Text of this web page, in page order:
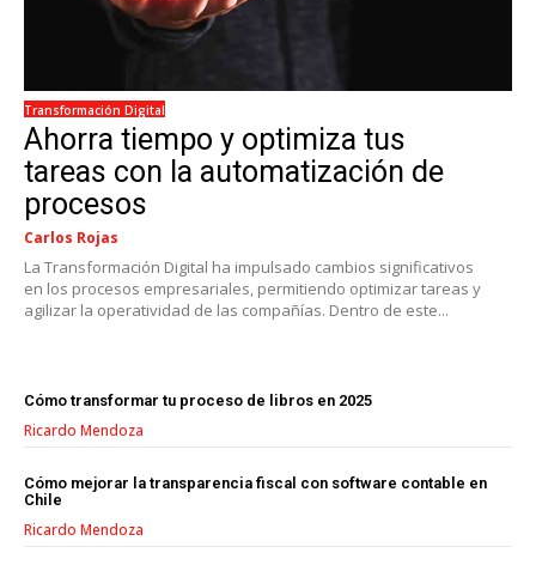
Transformación Digital
Ahorra tiempo y optimiza tus
tareas con la automatización de
procesos
Carlos Rojas
La Transformación Digital ha impulsado cambios significativos
en los procesos empresariales, permitiendo optimizar tareas y
agilizar la operatividad de las compañías. Dentro de este...
Cómo transformar tu proceso de libros en 2025
Ricardo Mendoza
Cómo mejorar la transparencia fiscal con software contable en
Chile
Ricardo Mendoza